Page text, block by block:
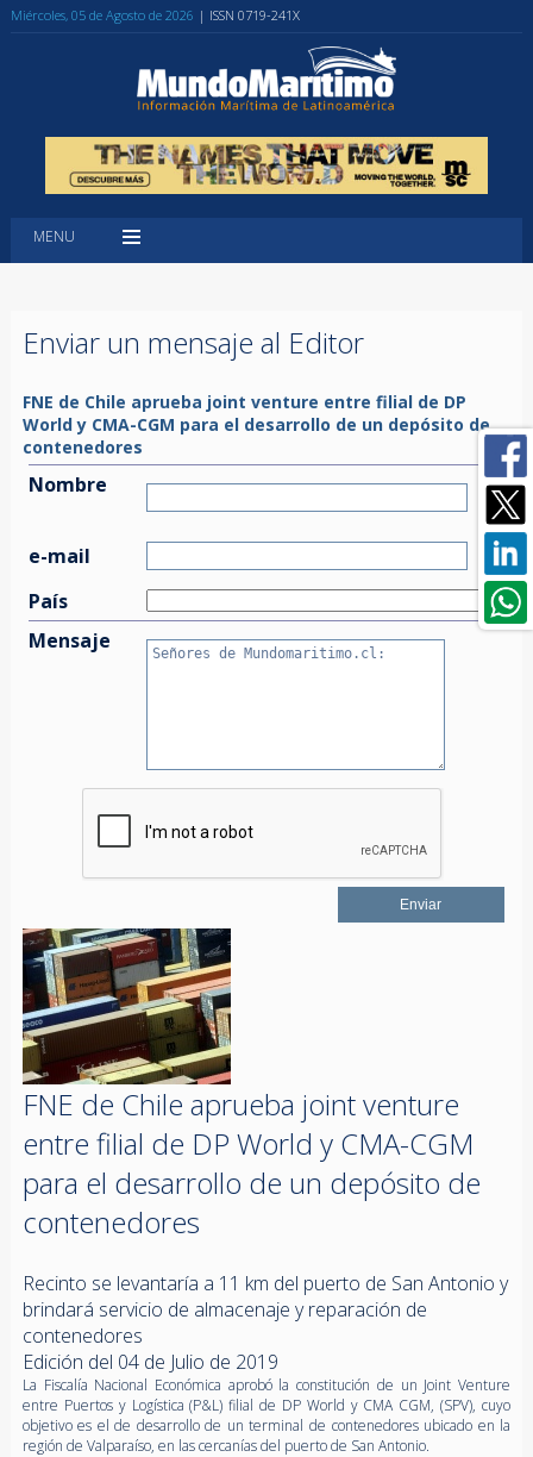
Miércoles, 05 de Agosto de 2026 | ISSN 0719-241X
MENU
Enviar un mensaje al Editor
FNE de Chile aprueba joint venture entre filial de DP
World y CMA-CGM para el desarrollo de un depósito de
contenedores
Nombre
e-mail
País
Mensaje
FNE de Chile aprueba joint venture
entre filial de DP World y CMA-CGM
para el desarrollo de un depósito de
contenedores
Recinto se levantaría a 11 km del puerto de San Antonio y
brindará servicio de almacenaje y reparación de
contenedores
Edición del 04 de Julio de 2019
La Fiscalía Nacional Económica aprobó la constitución de un Joint Venture
entre Puertos y Logística (P&L) filial de DP World y CMA CGM, (SPV), cuyo
objetivo es el de desarrollo de un terminal de contenedores ubicado en la
región de Valparaíso, en las cercanías del puerto de San Antonio.